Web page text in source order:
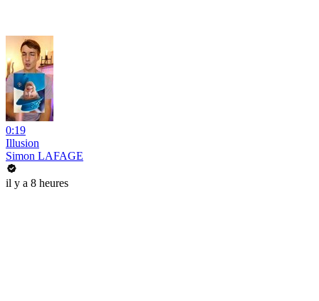
0:19
Illusion
Simon LAFAGE
il y a 8 heures